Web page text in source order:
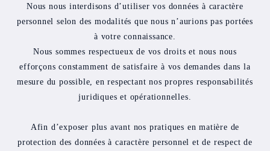
Nous nous interdisons d’utiliser vos données à caractère
personnel selon des modalités que nous n’aurions pas portées
à votre connaissance.
Nous sommes respectueux de vos droits et nous nous
efforçons constamment de satisfaire à vos demandes dans la
mesure du possible, en respectant nos propres responsabilités
juridiques et opérationnelles.
Afin d’exposer plus avant nos pratiques en matière de
protection des données à caractère personnel et de respect de